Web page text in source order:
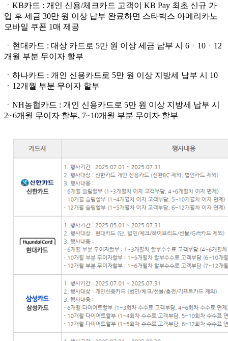
ㆍKB카드 : 개인 신용/체크카드 고객이 KB Pay 최초 신규 가
입 후 세금 30만 원 이상 납부 완료하면 스타벅스 아메리카노
모바일 쿠폰 1매 제공
ㆍ현대카드 : 대상 카드로 5만 원 이상 세금 납부 시 6ㆍ10ㆍ12
개월 부분 무이자 할부
ㆍ하나카드 : 개인 신용카드로 5만 원 이상 지방세 납부 시 10
ㆍ12개월 부분 무이자 할부
ㆍNH농협카드 : 개인 신용카드로 5만 원 이상 지방세 납부 시
2~6개월 무이자 할부, 7~10개월 부분 무이자 할부